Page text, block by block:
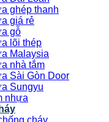
ghép thanh
giá rẻ
gỗ
lõi thép
Malaysia
nhà tắm
Sài Gòn Door
Sungyu
nhựa
cháy